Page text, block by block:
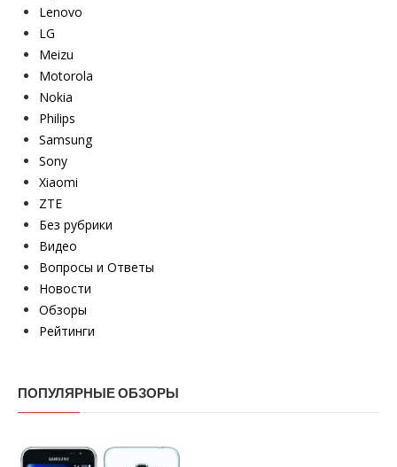
Lenovo
LG
Meizu
Motorola
Nokia
Philips
Samsung
Sony
Xiaomi
ZTE
Без рубрики
Видео
Вопросы и Ответы
Новости
Обзоры
Рейтинги
ПОПУЛЯРНЫЕ ОБЗОРЫ